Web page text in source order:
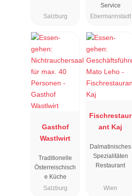
Salzburg
Service
Ebermannstadt
Gasthof
Wastlwirt
Traditionelle
Österreischisch
e Küche
Salzburg
Fischrestaur
ant Kaj
Dalmatinisches
Spezialitäten
Restaurant
Wien